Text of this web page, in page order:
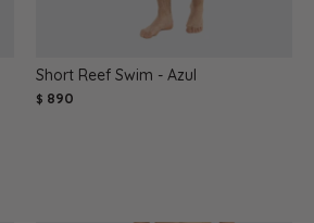
Short Reef Swim - Azul
$ 890